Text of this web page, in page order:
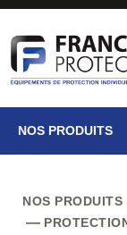
NOS PRODUITS
NOS PRODUITS